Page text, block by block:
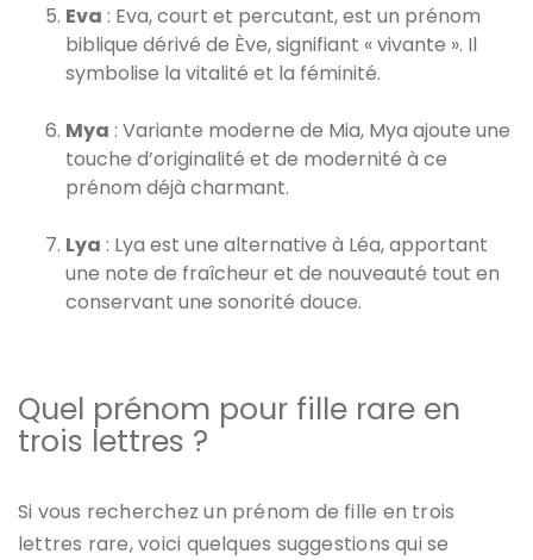
Eva : Eva, court et percutant, est un prénom
biblique dérivé de Ève, signifiant « vivante ». Il
symbolise la vitalité et la féminité.
Mya : Variante moderne de Mia, Mya ajoute une
touche d’originalité et de modernité à ce
prénom déjà charmant.
Lya : Lya est une alternative à Léa, apportant
une note de fraîcheur et de nouveauté tout en
conservant une sonorité douce.
Quel prénom pour fille rare en
trois lettres ?
Si vous recherchez un prénom de fille en trois
lettres rare, voici quelques suggestions qui se